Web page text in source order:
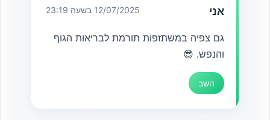
אני 12/07/2025 בשעה 23:19
גם צפיה במשתזפות תורמת לבריאות הגוף
והנפש. 😎
השב